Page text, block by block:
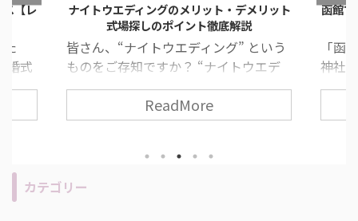
【レ
婚式
すめ
がな
人と
の
ナイトウエディングのメリット・デメリット
式場探しのポイント徹底解説
皆さん、“ナイトウエディング” という
ものをご存知ですか？ “ナイトウエデ
ィング” とは、夕方から夜の時間に行
う結婚式のことで、近年とても人気な
挙式スタイルの一つです！ 挙式や披露
わりありません。 今回は、ナイトウエ
ディングのメリット・デメリットの説
ReadMore
函館
「函
神社
道っ
いと
カテゴリー